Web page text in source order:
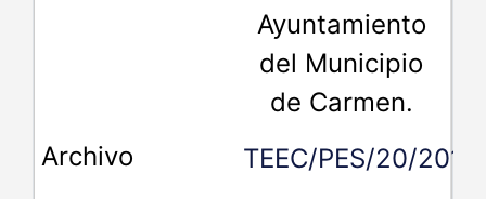
Ayuntamiento
del Municipio
de Carmen.
TEEC/PES/20/2018.